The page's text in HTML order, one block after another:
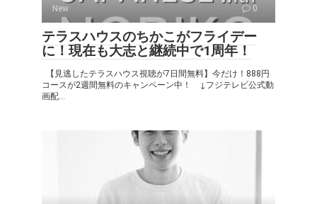
New 0
テラスハウスのちかこがフライデー
に！現在も大志と継続中で1周年！
【見逃したテラスハウス視聴が7日間無料】今だけ！888円
コースが2週間無料のキャンペーン中！ ↓フジテレビ公式動
画配...